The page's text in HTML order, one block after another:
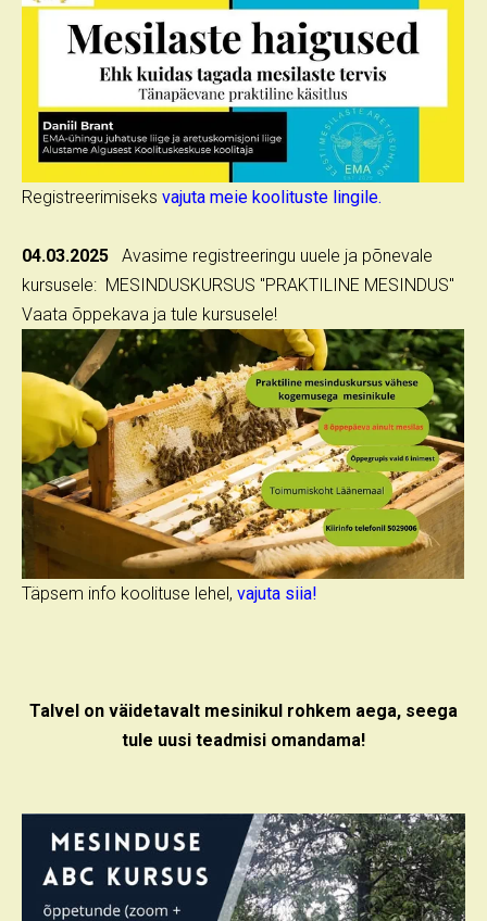
Registreerimiseks vajuta meie koolituste lingile.
04.03.2025 Avasime registreeringu uuele ja põnevale
kursusele: MESINDUSKURSUS "PRAKTILINE MESINDUS"
Vaata õppekava ja tule kursusele!
Täpsem info koolituse lehel, vajuta siia!
Talvel on väidetavalt mesinikul rohkem aega, seega
tule uusi teadmisi omandama!